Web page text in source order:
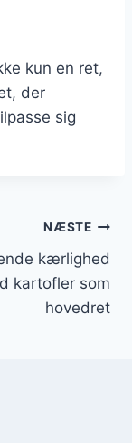
kun en ret,
der
sig
NÆSTE
kærlighed
kartofler som
hovedret